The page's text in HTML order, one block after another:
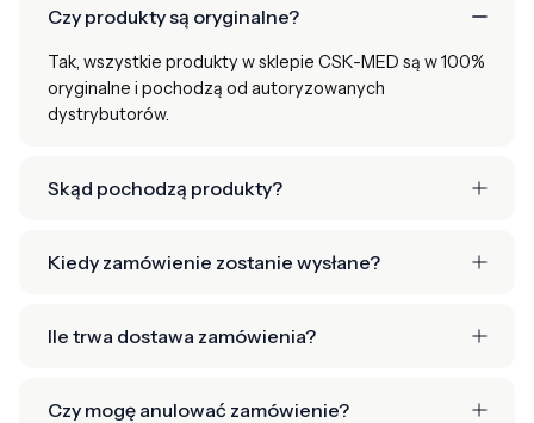
Czy produkty są oryginalne?
Tak, wszystkie produkty w sklepie CSK-MED są w 100%
oryginalne i pochodzą od autoryzowanych
dystrybutorów.
Skąd pochodzą produkty?
Kiedy zamówienie zostanie wysłane?
Ile trwa dostawa zamówienia?
Czy mogę anulować zamówienie?